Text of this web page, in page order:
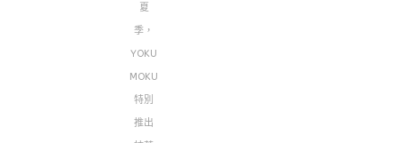
夏
季，
YOKU
MOKU
特別
推出